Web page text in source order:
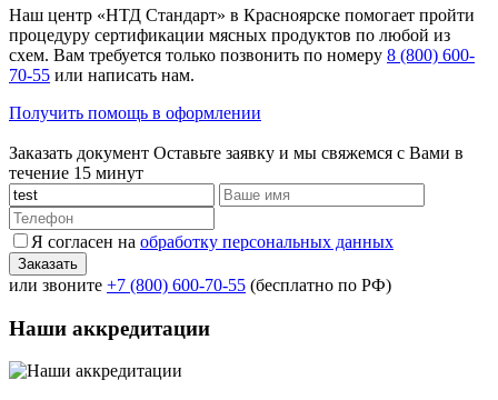
Наш центр «НТД Стандарт» в Красноярске помогает пройти
процедуру сертификации мясных продуктов по любой из
схем. Вам требуется только позвонить по номеру 8 (800) 600-
70-55 или написать нам.
Получить помощь в оформлении
Заказать документ Оставьте заявку и мы свяжемся с Вами в
течение 15 минут
Я согласен на обработку персональных данных
или звоните +7 (800) 600-70-55 (бесплатно по РФ)
Наши аккредитации